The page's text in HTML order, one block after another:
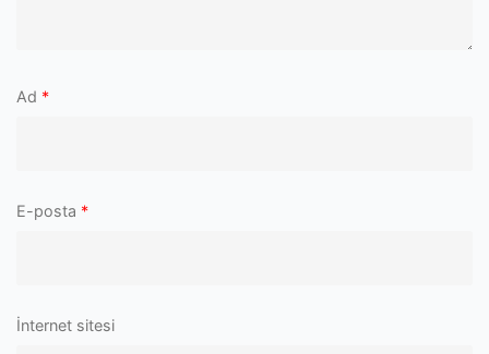
Ad *
E-posta *
İnternet sitesi